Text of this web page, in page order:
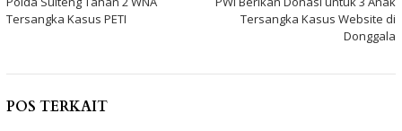
pos
Tersangka Kasus PETI
Tersangka Kasus Website di
Donggala
POS TERKAIT